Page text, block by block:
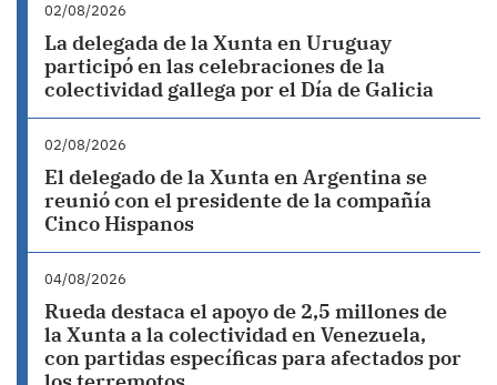
02/08/2026
La delegada de la Xunta en Uruguay
participó en las celebraciones de la
colectividad gallega por el Día de Galicia
02/08/2026
El delegado de la Xunta en Argentina se
reunió con el presidente de la compañía
Cinco Hispanos
04/08/2026
Rueda destaca el apoyo de 2,5 millones de
la Xunta a la colectividad en Venezuela,
con partidas específicas para afectados por